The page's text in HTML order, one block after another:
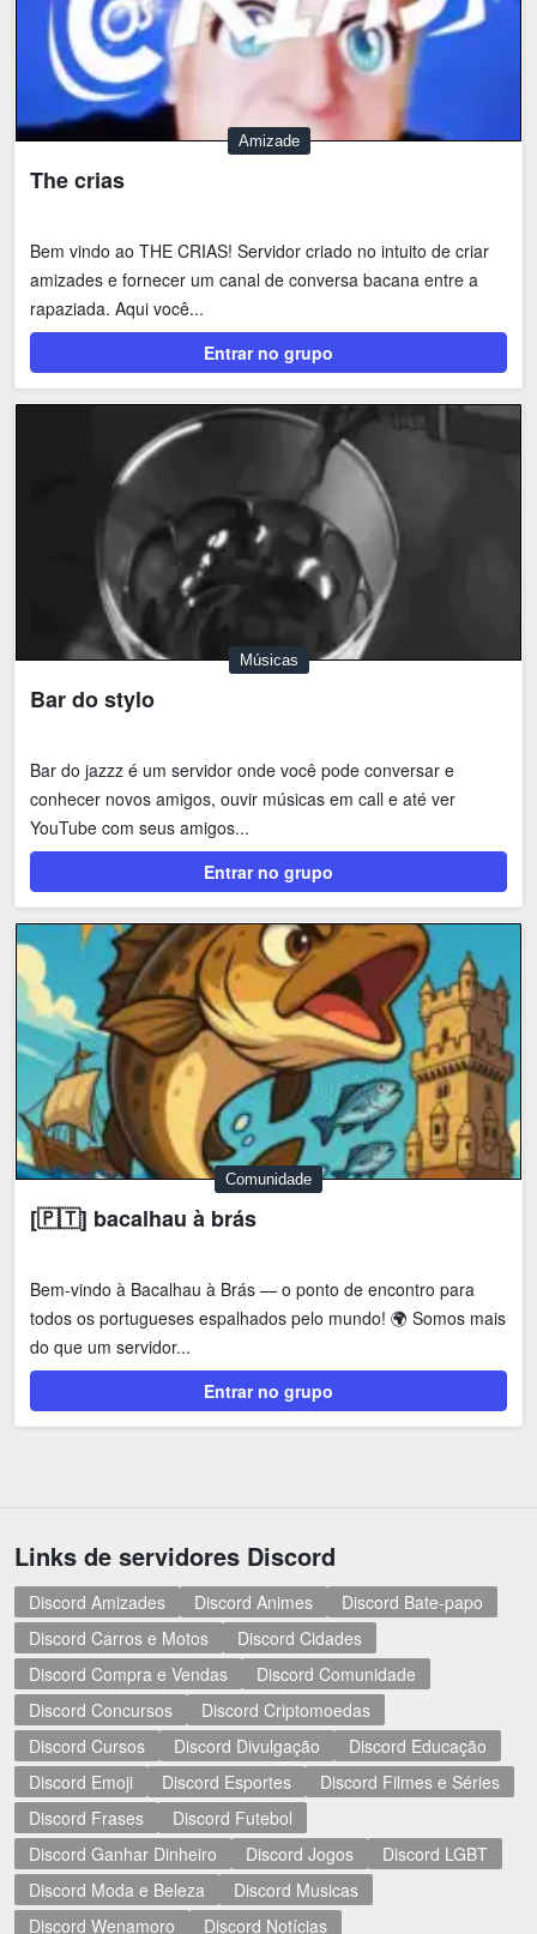
Amizade
The crias
Bem vindo ao THE CRIAS! Servidor criado no intuito de criar
amizades e fornecer um canal de conversa bacana entre a
rapaziada. Aqui você...
Entrar no grupo
Músicas
Bar do stylo
Bar do jazzz é um servidor onde você pode conversar e
conhecer novos amigos, ouvir músicas em call e até ver
YouTube com seus amigos...
Entrar no grupo
Comunidade
[🇵🇹] bacalhau à brás
Bem-vindo à Bacalhau à Brás — o ponto de encontro para
todos os portugueses espalhados pelo mundo! 🌍 Somos mais
do que um servidor...
Entrar no grupo
Links de servidores Discord
Discord Amizades Discord Animes
Discord Bate-papo
Discord Carros e Motos
Discord Cidades
Discord Compra e Vendas
Discord Comunidade
Discord Concursos
Discord Criptomoedas
Discord Cursos
Discord Divulgação
Discord Educação
Discord Emoji
Discord Esportes
Discord Filmes e Séries
Discord Frases
Discord Futebol
Discord Ganhar Dinheiro
Discord Jogos
Discord LGBT
Discord Moda e Beleza
Discord Musicas
Discord Wenamoro
Discord Notícias